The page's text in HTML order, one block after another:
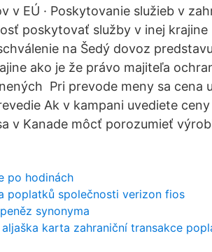
v EÚ · Poskytovanie služieb v
poskytovať služby v inej krajine
na Šedý dovoz
ako je že právo majiteľa
Pri prevode meny sa cena
Ak v kampani uvediete
v Kanade môcť porozumieť
po hodinách
poplatků společnosti verizon fios
synonyma
karta zahraniční transakce